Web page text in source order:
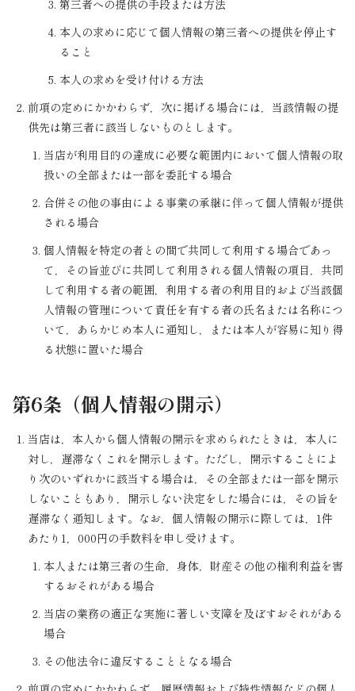
第三者への提供の手段または方法
本人の求めに応じて個人情報の第三者への提供を停止す
ること
本人の求めを受け付ける方法
前項の定めにかかわらず，次に掲げる場合には，当該情報の提
供先は第三者に該当しないものとします。
当店が利用目的の達成に必要な範囲内において個人情報の取
扱いの全部または一部を委託する場合
合併その他の事由による事業の承継に伴って個人情報が提供
される場合
個人情報を特定の者との間で共同して利用する場合であっ
て，その旨並びに共同して利用される個人情報の項目，共同
して利用する者の範囲，利用する者の利用目的および当該個
人情報の管理について責任を有する者の氏名または名称につ
いて，あらかじめ本人に通知し，または本人が容易に知り得
る状態に置いた場合
第6条（個人情報の開示）
当店は，本人から個人情報の開示を求められたときは，本人に
対し，遅滞なくこれを開示します。ただし，開示することによ
り次のいずれかに該当する場合は，その全部または一部を開示
しないこともあり，開示しない決定をした場合には，その旨を
遅滞なく通知します。なお，個人情報の開示に際しては，1件
あたり1，000円の手数料を申し受けます。
本人または第三者の生命，身体，財産その他の権利利益を害
するおそれがある場合
当店の業務の適正な実施に著しい支障を及ぼすおそれがある
場合
その他法令に違反することとなる場合